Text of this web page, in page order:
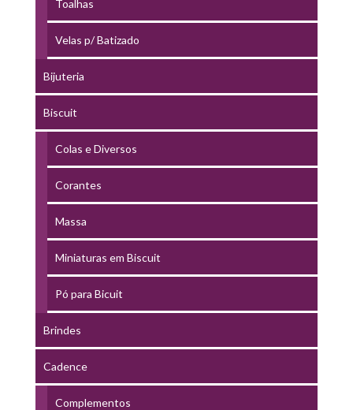
Toalhas
Velas p/ Batizado
Bijuteria
Biscuit
Colas e Diversos
Corantes
Massa
Miniaturas em Biscuit
Pó para Bicuit
Brindes
Cadence
Complementos